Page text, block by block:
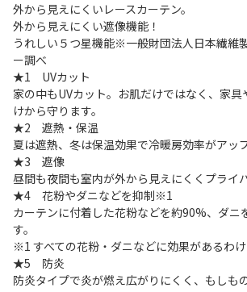
外から見えにくいレースカーテン。
外から見えにくい遮像機能！
うれしい５つ星機能※一般財団法人日本繊維
ー調べ
★1 UVカット
家の中もUVカット。お肌だけではなく、家
けから守ります。
★2 遮熱・保温
夏は遮熱、冬は保温効果で冷暖房効率がアッ
★3 遮像
昼間も夜間も室内が外から見えにくくプライ
★4 花粉やダニなどを抑制※1
カーテンに付着した花粉などを約90%、ダニ
す。
※1 すべての花粉・ダニなどに効果があるわけ
★5 防炎
防炎タイプで炎が燃え広がりにくく、もしも